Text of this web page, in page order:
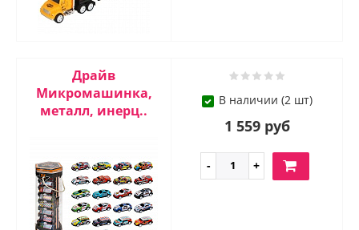
Драйв
Микромашинка,
металл, инерц..
В наличии (2 шт)
1 559 руб